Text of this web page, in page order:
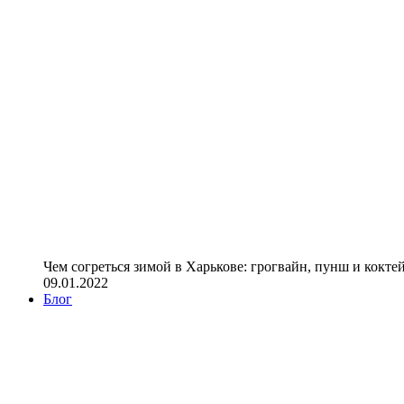
Чем согреться зимой в Харькове: грогвайн, пунш и
09.01.2022
Блог